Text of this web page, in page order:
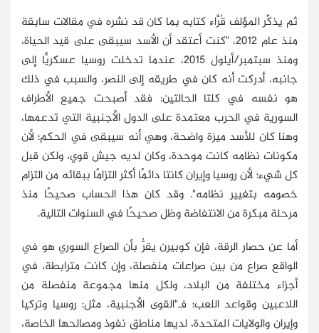
ثم يذكِّر المؤلف قُرَّاء كتابه بما كان قد نشره في مقالات سابقة
منذ عام 2012، "كنت أعتقد أن الأسد سيبقى على قيد الحياة،
ومنذ سبتمبر/أيلول 2015، عندما تدخلت روسيا عسكريًّا إلى
جانبه، أدركت أنه كان في طريقه إلى النصر، والسبب في ذلك
هو نفسه في كلتا الحالتين: فقد أصبحت جميع الأطراف
السورية في الحرب معتمدة على الدول الأجنبية التي تدعمها،
وهنا كان للأسد ميزة واضحة، وهي أنه سيبقى في الحكم؛ لأن
مكونات نظامه كانت موحدة، وكان لديه جيش قوي، ولكن قبل
كل شيء؛ لأن روسيا وإيران كانتا دائمًا أكثر التزامًا ببقائه من التزام
خصومه بتغيير نظامه". وقد كان هذا الحساب صحيحًا منذ
مرحلة مبكرة من الانتفاضة وظل صحيحًا في السنوات التالية.
أما عن حصار الرقة، فإن كوبيرن يقرُّ بأن الصراع السوري هو في
الواقع صراع من بين صراعات منفصلة، وإن كانت مترابطة، في
أجزاء مختلفة من البلاد، ولكل منها مجموعة منفصلة من
اللاعبين وقواعد اللعب؛ فـ"القوى الأجنبية، مثل: روسيا وتركيا
وإيران والولايات المتحدة، لديها مناطق نفوذ ومصالحها الخاصة،